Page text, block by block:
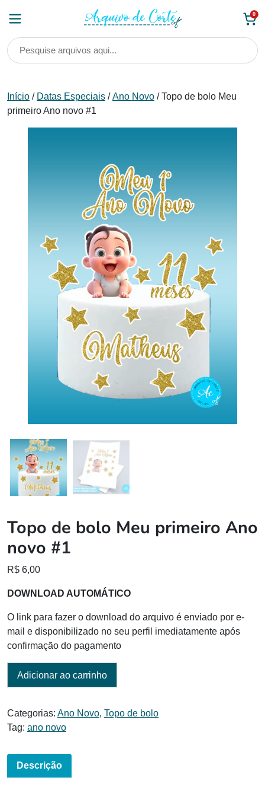
0
Início / Datas Especiais /Ano Novo / Topo de bolo Meu
primeiro Ano novo #1
Topo de bolo Meu primeiro Ano
novo #1
R$ 6,00
DOWNLOAD AUTOMÁTICO
O link para fazer o download do arquivo é enviado por e-
mail e disponibilizado no seu perfil imediatamente após
confirmação do pagamento
Adicionar ao carrinho
Categorias: Ano Novo, Topo de bolo
Tag: ano novo
Descrição